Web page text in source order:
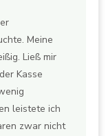
Meine
Ließ mir
Kasse
leistete ich
zwar nicht